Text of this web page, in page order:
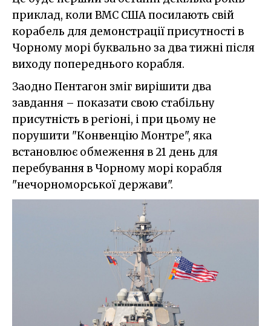
приклад, коли ВМС США посилають свій
корабель для демонстрації присутності в
Чорному морі буквально за два тижні після
виходу попереднього корабля.
Заодно Пентагон зміг вирішити два
завдання – показати свою стабільну
присутність в регіоні, і при цьому не
порушити "Конвенцію Монтре", яка
встановлює обмеження в 21 день для
перебування в Чорному морі корабля
"нечорноморської держави".